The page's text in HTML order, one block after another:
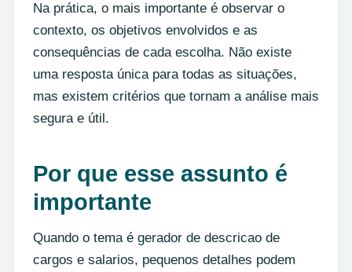
Na prática, o mais importante é observar o
contexto, os objetivos envolvidos e as
consequências de cada escolha. Não existe
uma resposta única para todas as situações,
mas existem critérios que tornam a análise mais
segura e útil.
Por que esse assunto é
importante
Quando o tema é gerador de descricao de
cargos e salarios, pequenos detalhes podem